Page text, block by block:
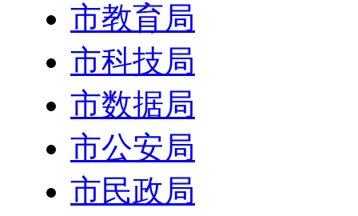
市教育局
市科技局
市数据局
市公安局
市民政局